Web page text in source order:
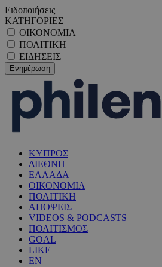
Ειδοποιήσεις
ΚΑΤΗΓΟΡΙΕΣ
ΟΙΚΟΝΟΜΙΑ
ΠΟΛΙΤΙΚΗ
ΕΙΔΗΣΕΙΣ
ΚΥΠΡΟΣ
ΔΙΕΘΝΗ
ΕΛΛΑΔΑ
ΟΙΚΟΝΟΜΙΑ
ΠΟΛΙΤΙΚΗ
ΑΠΟΨΕΙΣ
VIDEOS & PODCASTS
ΠΟΛΙΤΙΣΜΟΣ
GOAL
LIKE
EN